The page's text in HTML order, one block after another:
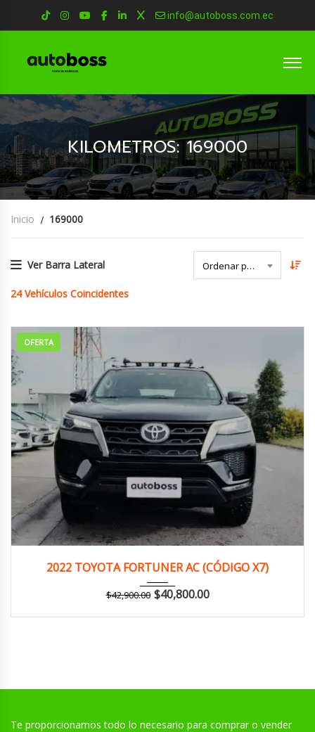
info@autoboss.com.ec
KILOMETROS: 169000
Inicio 169000
Ver Barra Lateral Ordenar por Fecha
24 Vehículos Coincidentes
OFERTA
2022 TOYOTA FORTUNER AC (CÓDIGO X7)
$42,900.00 $40,800.00
Te proporcionamos todo lo necesario para comprar o vender